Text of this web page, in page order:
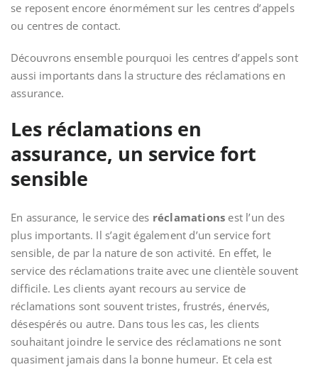
se reposent encore énormément sur les centres d’appels
ou centres de contact.
Découvrons ensemble pourquoi les centres d’appels sont
aussi importants dans la structure des réclamations en
assurance.
Les réclamations en
assurance, un service fort
sensible
En assurance, le service des réclamations est l’un des
plus importants. Il s’agit également d’un service fort
sensible, de par la nature de son activité. En effet, le
service des réclamations traite avec une clientèle souvent
difficile. Les clients ayant recours au service de
réclamations sont souvent tristes, frustrés, énervés,
désespérés ou autre. Dans tous les cas, les clients
souhaitant joindre le service des réclamations ne sont
quasiment jamais dans la bonne humeur. Et cela est